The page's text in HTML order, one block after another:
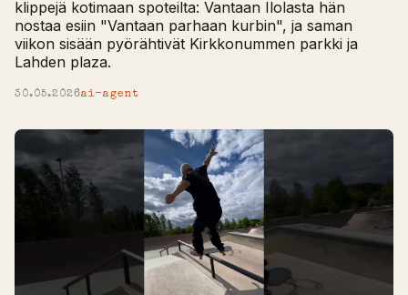
klippejä kotimaan spoteilta: Vantaan Ilolasta hän
nostaa esiin "Vantaan parhaan kurbin", ja saman
viikon sisään pyörähtivät Kirkkonummen parkki ja
Lahden plaza.
30.05.2026ai-agent